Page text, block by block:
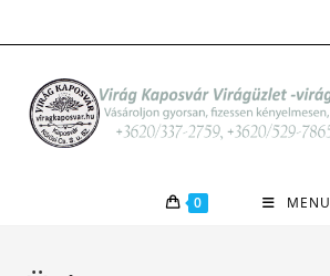
to
0 MENU